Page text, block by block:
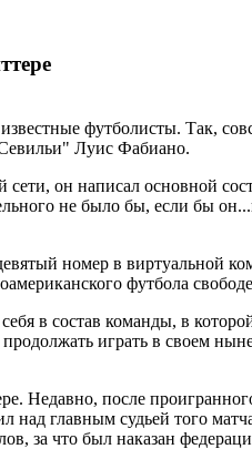
футболисты. Так,
Луис Фабиано.
он написал основной
не было бы, если бы
номер в виртуальной
футбола
в состав команды, в
играть в своем
Недавно, после
над главным судьей того
за что был наказан